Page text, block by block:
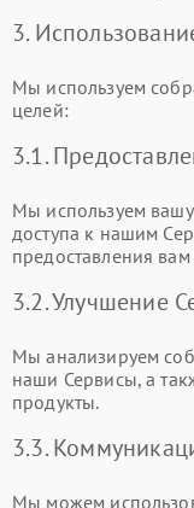
3.
Мы используем
целей:
3.1.
Мы используем
доступа к нашим
предоставления
3.2. Улучшение
Мы анализируем
наши Сервисы, а
продукты.
3.3.
Мы можем